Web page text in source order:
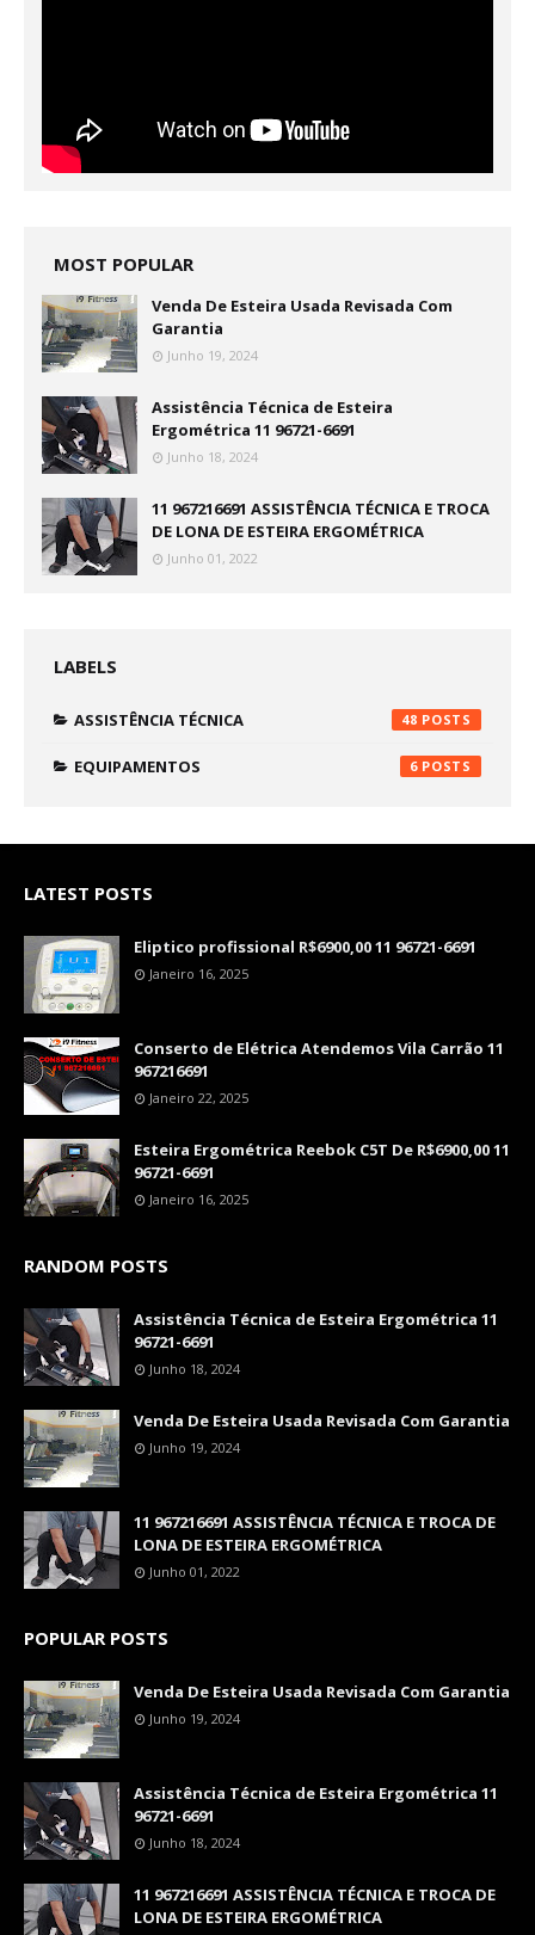
MOST POPULAR
Venda De Esteira Usada Revisada Com
Garantia
Junho 19, 2024
Assistência Técnica de Esteira
Ergométrica 11 96721-6691
Junho 18, 2024
11 967216691 ASSISTÊNCIA TÉCNICA E TROCA
DE LONA DE ESTEIRA ERGOMÉTRICA
Junho 01, 2022
LABELS
ASSISTÊNCIA TÉCNICA 48
EQUIPAMENTOS 6
LATEST POSTS
Eliptico profissional R$6900,00 11 96721-6691
Janeiro 16, 2025
Conserto de Elétrica Atendemos Vila Carrão 11
967216691
Janeiro 22, 2025
Esteira Ergométrica Reebok C5T De R$6900,00 11
96721-6691
Janeiro 16, 2025
RANDOM POSTS
Assistência Técnica de Esteira Ergométrica 11
96721-6691
Junho 18, 2024
Venda De Esteira Usada Revisada Com Garantia
Junho 19, 2024
11 967216691 ASSISTÊNCIA TÉCNICA E TROCA DE
LONA DE ESTEIRA ERGOMÉTRICA
Junho 01, 2022
POPULAR POSTS
Venda De Esteira Usada Revisada Com Garantia
Junho 19, 2024
Assistência Técnica de Esteira Ergométrica 11
96721-6691
Junho 18, 2024
11 967216691 ASSISTÊNCIA TÉCNICA E TROCA DE
LONA DE ESTEIRA ERGOMÉTRICA